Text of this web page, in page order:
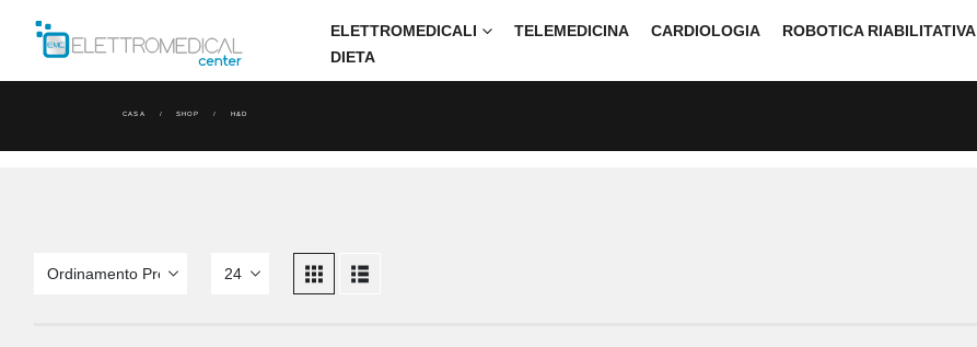
ELETTROMEDICALI TELEMEDICINA CARDIOLOGIA ROBOTICA RIABILITATIVA
DIETA
CASA SHOP H&D